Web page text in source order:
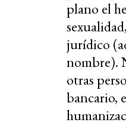
plano el
jurídico
nombre).
otras
bancario,